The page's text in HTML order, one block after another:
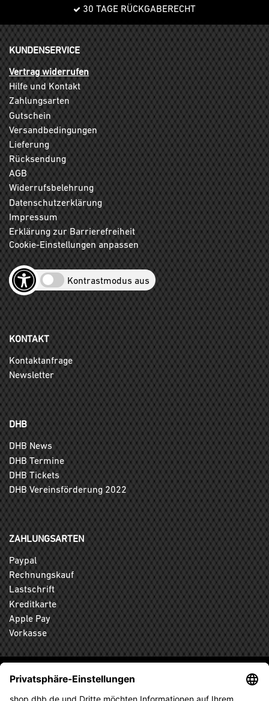
30 TAGE RÜCKGABERECHT
KUNDENSERVICE
Vertrag widerrufen
Hilfe und Kontakt
Zahlungsarten
Gutschein
Versandbedingungen
Lieferung
Rücksendung
AGB
Widerrufsbelehrung
Datenschutzerklärung
Impressum
Erklärung zur Barrierefreiheit
Cookie-Einstellungen anpassen
Kontrastmodus aus
KONTAKT
Kontaktanfrage
Newsletter
DHB
DHB News
DHB Termine
DHB Tickets
DHB Vereinsförderung 2022
ZAHLUNGSARTEN
Paypal
Rechnungskauf
Lastschrift
Kreditkarte
Apple Pay
Vorkasse
ABONNIEREN SIE DEN KOSTENLOSEN DHB-FANSHOP
NEWSLETTER UND VERPASSEN SIE KEINE NEUIGKEIT ODER